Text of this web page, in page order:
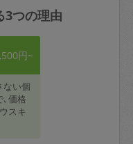
3つの理由
円~
ない個
､価格
スキ